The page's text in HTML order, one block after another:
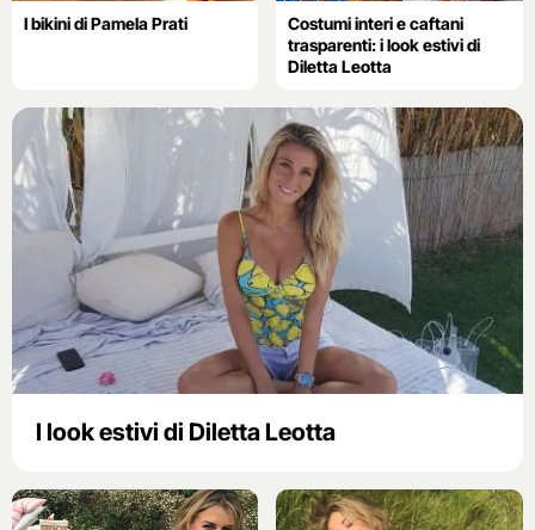
I bikini di Pamela Prati
Costumi interi e caftani
trasparenti: i look estivi di
Diletta Leotta
I look estivi di Diletta Leotta